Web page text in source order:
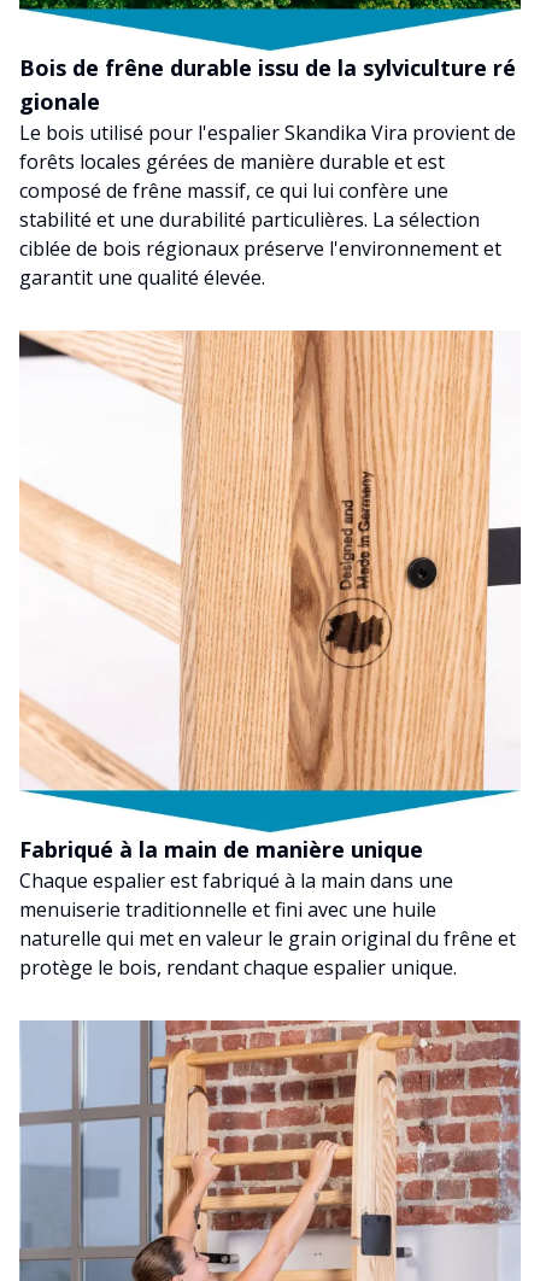
Bois de frêne durable issu de la sylviculture ré
gionale
Le bois utilisé pour l'espalier Skandika Vira provient de
forêts locales gérées de manière durable et est
composé de frêne massif, ce qui lui confère une
stabilité et une durabilité particulières. La sélection
ciblée de bois régionaux préserve l'environnement et
garantit une qualité élevée.
Fabriqué à la main de manière unique
Chaque espalier est fabriqué à la main dans une
menuiserie traditionnelle et fini avec une huile
naturelle qui met en valeur le grain original du frêne et
protège le bois, rendant chaque espalier unique.